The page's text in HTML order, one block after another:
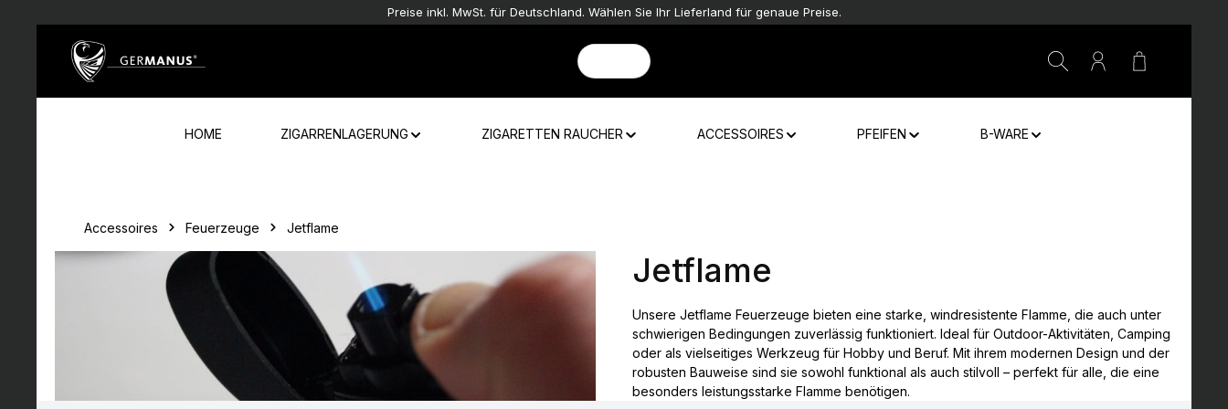
Preise inkl. MwSt. für Deutschland. Wählen Sie Ihr Lieferland für genaue Preise.
Warenkorb
HOME ZIGARRENLAGERUNG ZIGARETTEN RAUCHER ACCESSOIRES PFEIFEN B-WARE
Accessoires Feuerzeuge Jetflame
Jetflame
Unsere Jetflame Feuerzeuge bieten eine starke, windresistente Flamme, die auch unter
schwierigen Bedingungen zuverlässig funktioniert. Ideal für Outdoor-Aktivitäten, Camping
oder als vielseitiges Werkzeug für Hobby und Beruf. Mit ihrem modernen Design und der
robusten Bauweise sind sie sowohl funktional als auch stilvoll – perfekt für alle, die eine
besonders leistungsstarke Flamme benötigen.